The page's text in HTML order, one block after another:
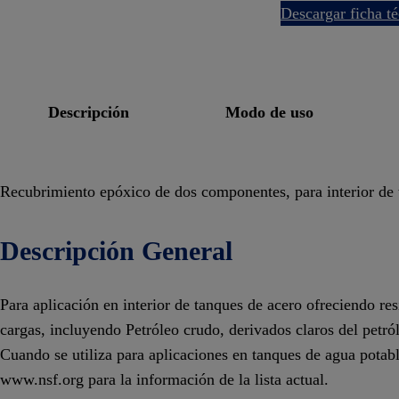
descargar ficha
descripción modo de uso
Recubrimiento epóxico de dos componentes, para interior
Descripción General
Para aplicación en interior de tanques de acero ofreciendo
cargas, incluyendo Petróleo crudo, derivados claros del
Cuando se utiliza para aplicaciones en tanques de agua
www.nsf.org para la información de la lista actual.